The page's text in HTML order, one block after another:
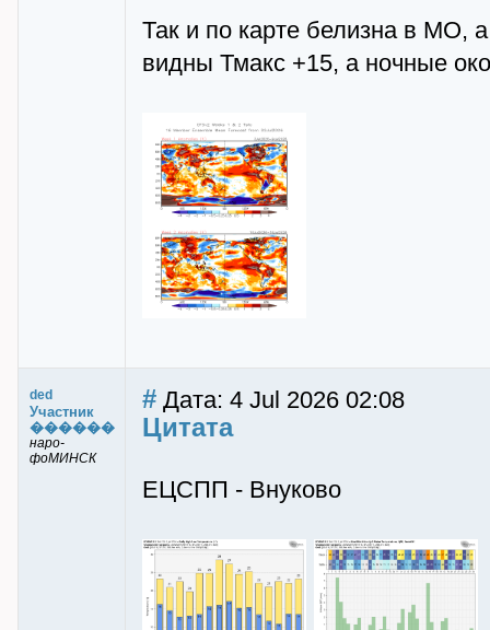
Так и по карте белизна в МО,
видны Тмакс +15, а ночные
ded
Участник
������
наро-
фоМИНСК
# Дата: 4 Jul 2026 02:08
Цитата
ЕЦСПП - Внуково